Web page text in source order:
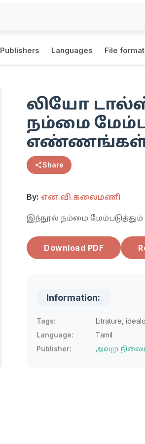
Publishers Languages File
லியோ
நம்மை
Share
By: என்.வி.கலைமணி
இந்நூல் நம்மை
Download PDF
Information:
Tags: Litrature
Language:
Tamil
Publisher:
அலமு